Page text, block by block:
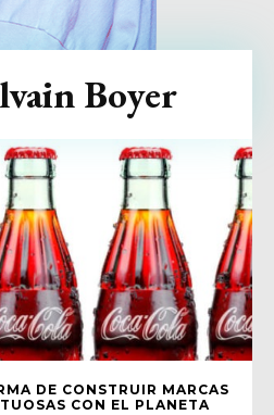
DE CONSTRUIR MARCAS
CON EL PLANETA
Boyer